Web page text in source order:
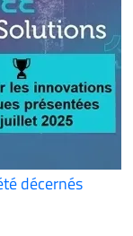
décernés